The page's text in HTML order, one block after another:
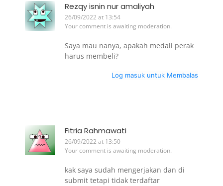
Rezqy isnin nur amaliyah
26/09/2022 at 13:54
Your comment is awaiting moderation.
Saya mau nanya, apakah medali perak
harus membeli?
Log masuk untuk Membalas
Fitria Rahmawati
26/09/2022 at 13:50
Your comment is awaiting moderation.
kak saya sudah mengerjakan dan di
submit tetapi tidak terdaftar